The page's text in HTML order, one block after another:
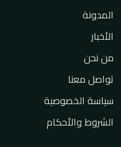
المدونة
الأخبار
من نحن
تواصل معنا
سياسة الخصوصية
الشروط والأحكام